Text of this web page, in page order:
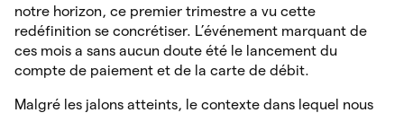
notre horizon, ce premier trimestre a vu cette
redéfinition se concrétiser. L’événement marquant de
ces mois a sans aucun doute été le lancement du
compte de paiement et de la carte de débit.
Malgré les jalons atteints, le contexte dans lequel nous